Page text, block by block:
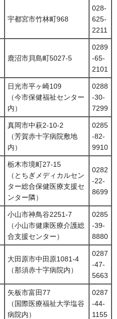
宇都宮市竹林町968
028-
625-
2211
鹿沼市貝島町5027-5
0289
-65-
2101
日光市平ヶ崎109
（今市保健福祉センター
内）
0288
-30-
7299
真岡市中萩2-10-2
（芳賀赤十字病院敷地
内）
0285
-82-
9910
栃木市境町27-15
（とちぎメディカルセン
ター総合保健医療支援セ
ンター隣）
0282
-22-
8699
小山市神鳥谷2251-7
（小山市健康医療介護総
合支援センター）
0285
-39-
8880
大田原市中田原1081-4
（那須赤十字病院内）
0287
-47-
5663
矢板市富田77
（国際医療福祉大学塩谷
病院内）
0287
-44-
1155